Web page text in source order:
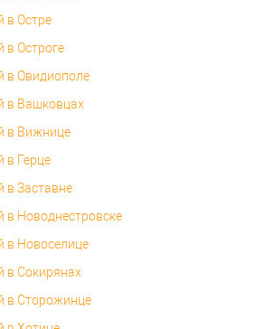
в Остре
в Остроге
в Овидиополе
в Вашковцах
в Вижнице
в Герце
в Заставне
в Новоднестровске
в Новоселице
в Сокирянах
в Сторожинце